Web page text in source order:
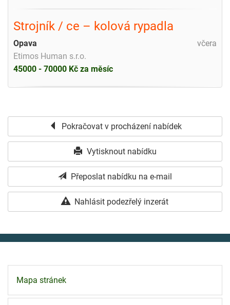
Strojník / ce – kolová rypadla
včera
Opava
Etimos Human s.r.o.
45000 - 70000 Kč za měsíc
Pokračovat v procházení nabídek
Vytisknout nabídku
Přeposlat nabídku na e-mail
Nahlásit podezřelý inzerát
Mapa stránek